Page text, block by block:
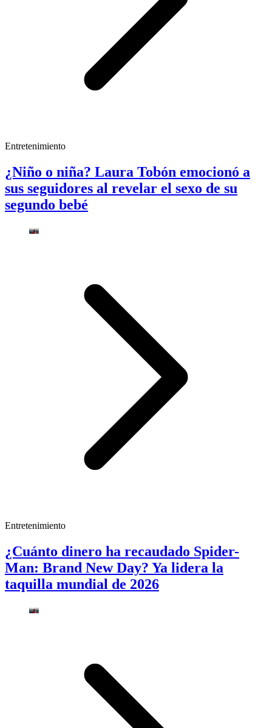
Entretenimiento
¿Niño o niña? Laura Tobón emocionó a
sus seguidores al revelar el sexo de su
segundo bebé
Entretenimiento
¿Cuánto dinero ha recaudado Spider-
Man: Brand New Day? Ya lidera la
taquilla mundial de 2026